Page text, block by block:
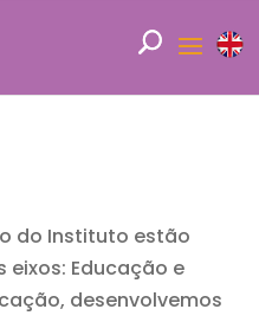
do Instituto estão
eixos: Educação e
desenvolvemos